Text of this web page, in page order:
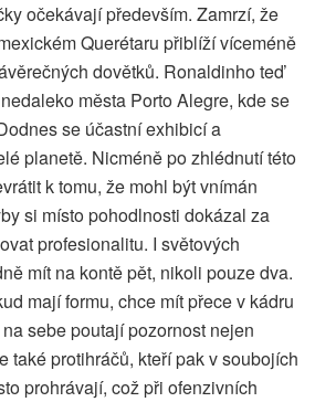
očekávají především. Zamrzí, že
Querétaru přiblíží víceméně
dovětků. Ronaldinho teď
města Porto Alegre, kde se
se účastní exhibicí a
planetě. Nicméně po zhlédnutí této
k tomu, že mohl být vnímán
si místo pohodlnosti dokázal za
profesionalitu. I světových
mít na kontě pět, nikoli pouze dva.
mají formu, chce mít přece v kádru
sebe poutají pozornost nejen
také protihráčů, kteří pak v soubojích
prohrávají, což při ofenzivních